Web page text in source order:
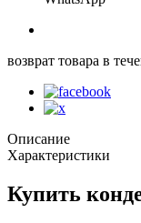
возврат товара в
Описание
Характеристики
Купить